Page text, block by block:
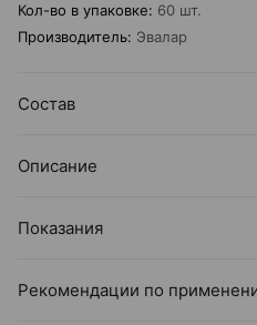
Кол-во в упаковке: 60 шт.
Производитель: Эвалар
Состав
Описание
Показания
Рекомендации по